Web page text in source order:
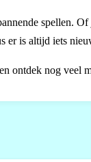
spellen.
er is altijd iets
en ontdek nog veel